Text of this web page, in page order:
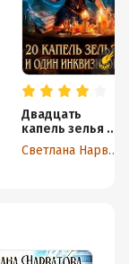
Двадцать
капель зелья и
один
инквизитор
Светлана Нарватова